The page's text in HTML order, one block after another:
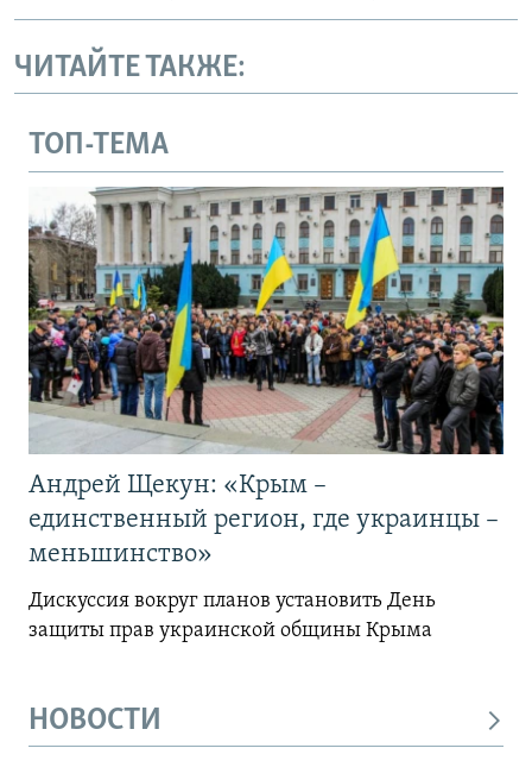
ЧИТАЙТЕ ТАКЖЕ:
ТОП-ТЕМА
Андрей Щекун: «Крым –
единственный регион, где украинцы –
меньшинство»
Дискуссия вокруг планов установить День
защиты прав украинской общины Крыма
НОВОСТИ